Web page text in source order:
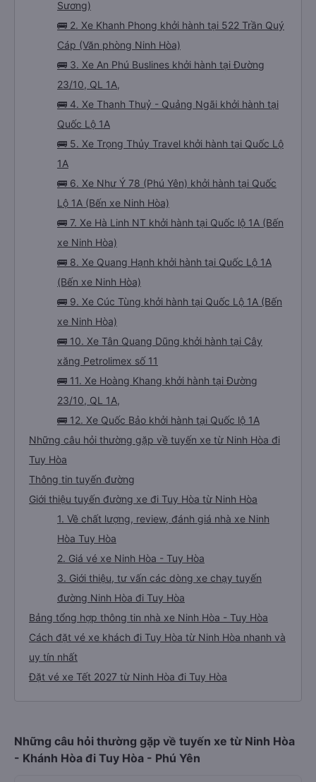
Sương)
🚌 2. Xe Khanh Phong khởi hành tại 522 Trần Quý
Cáp (Văn phòng Ninh Hòa)
🚌 3. Xe An Phú Buslines khởi hành tại Đường
23/10, QL 1A,
🚌 4. Xe Thanh Thuỷ - Quảng Ngãi khởi hành tại
Quốc Lộ 1A
🚌 5. Xe Trọng Thủy Travel khởi hành tại Quốc Lộ
1A
🚌 6. Xe Như Ý 78 (Phú Yên) khởi hành tại Quốc
Lộ 1A (Bến xe Ninh Hòa)
🚌 7. Xe Hà Linh NT khởi hành tại Quốc lộ 1A (Bến
xe Ninh Hòa)
🚌 8. Xe Quang Hạnh khởi hành tại Quốc Lộ 1A
(Bến xe Ninh Hòa)
🚌 9. Xe Cúc Tùng khởi hành tại Quốc Lộ 1A (Bến
xe Ninh Hòa)
🚌 10. Xe Tân Quang Dũng khởi hành tại Cây
xăng Petrolimex số 11
🚌 11. Xe Hoàng Khang khởi hành tại Đường
23/10, QL 1A,
🚌 12. Xe Quốc Bảo khởi hành tại Quốc lộ 1A
Những câu hỏi thường gặp về tuyến xe từ Ninh Hòa đi
Tuy Hòa
Thông tin tuyến đường
Giới thiệu tuyến đường xe đi Tuy Hòa từ Ninh Hòa
1. Về chất lượng, review, đánh giá nhà xe Ninh
Hòa Tuy Hòa
2. Giá vé xe Ninh Hòa - Tuy Hòa
3. Giới thiệu, tư vấn các dòng xe chạy tuyến
đường Ninh Hòa đi Tuy Hòa
Bảng tổng hợp thông tin nhà xe Ninh Hòa - Tuy Hòa
Cách đặt vé xe khách đi Tuy Hòa từ Ninh Hòa nhanh và
uy tín nhất
Đặt vé xe Tết 2027 từ Ninh Hòa đi Tuy Hòa
Những câu hỏi thường gặp về tuyến xe từ Ninh Hòa
- Khánh Hòa đi Tuy Hòa - Phú Yên